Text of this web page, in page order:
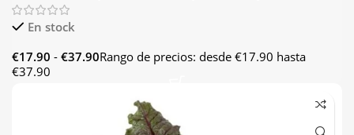
En stock
€17.90 - €37.90Rango de precios: desde €17.90 hasta
€37.90